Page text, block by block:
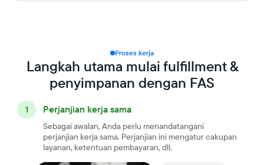
Proses kerja
Langkah utama mulai fulfillment &
penyimpanan dengan FAS
1 Perjanjian kerja sama
Sebagai awalan, Anda perlu menandatangani
perjanjian kerja sama. Perjanjian ini mengatur cakupan
layanan, ketentuan pembayaran, dll.